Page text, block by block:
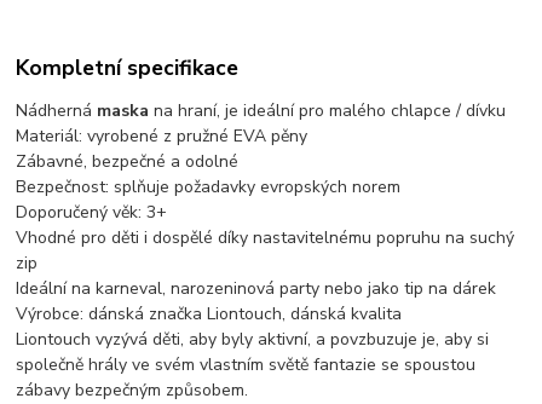
Kompletní specifikace
Nádherná maska na hraní, je ideální pro malého chlapce / dívku
Materiál: vyrobené z pružné EVA pěny
Zábavné, bezpečné a odolné
Bezpečnost: splňuje požadavky evropských norem
Doporučený věk: 3+
Vhodné pro děti i dospělé díky nastavitelnému popruhu na suchý
zip
Ideální na karneval, narozeninová party nebo jako tip na dárek
Výrobce: dánská značka Liontouch, dánská kvalita
Liontouch vyzývá děti, aby byly aktivní, a povzbuzuje je, aby si
společně hrály ve svém vlastním světě fantazie se spoustou
zábavy bezpečným způsobem.